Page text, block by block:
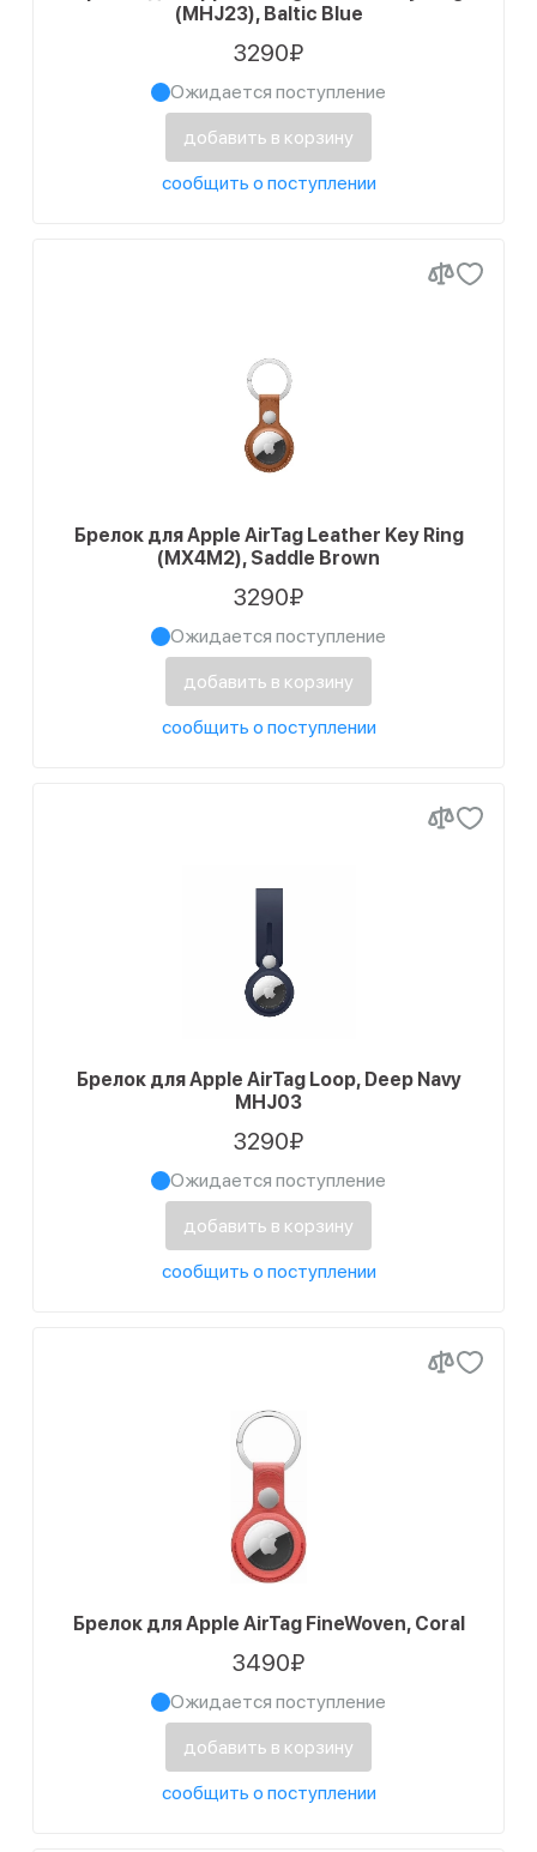
(MHJ23), Baltic Blue
3290₽
Ожидается поступление
добавить в корзину
сообщить о поступлении
Брелок для Apple AirTag Leather Key Ring
(MX4M2), Saddle Brown
3290₽
Ожидается поступление
добавить в корзину
сообщить о поступлении
Брелок для Apple AirTag Loop, Deep Navy
MHJ03
3290₽
Ожидается поступление
добавить в корзину
сообщить о поступлении
Брелок для Apple AirTag FineWoven, Coral
3490₽
Ожидается поступление
добавить в корзину
сообщить о поступлении